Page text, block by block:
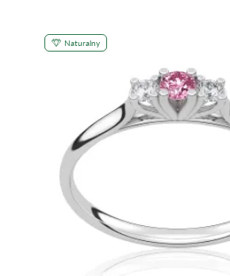
Naturalny